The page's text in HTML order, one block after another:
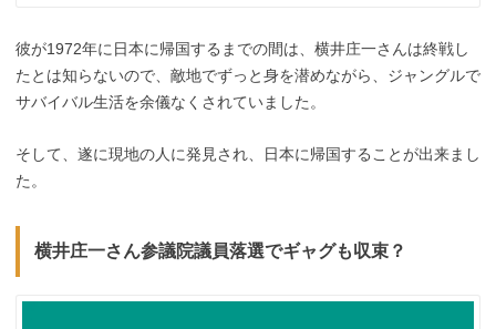
彼が1972年に日本に帰国するまでの間は、横井庄一さんは終戦し
たとは知らないので、敵地でずっと身を潜めながら、ジャングルで
サバイバル生活を余儀なくされていました。
そして、遂に現地の人に発見され、日本に帰国することが出来まし
た。
横井庄一さん参議院議員落選でギャグも収束？